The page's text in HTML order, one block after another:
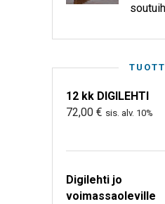
12 kk DIGILEHTI
72,00 € sis. alv. 10%
Digilehti jo
voimassaoleville